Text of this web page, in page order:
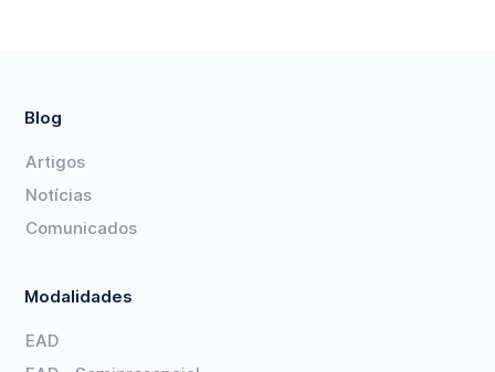
Blog
Artigos
Notícias
Comunicados
Modalidades
EAD